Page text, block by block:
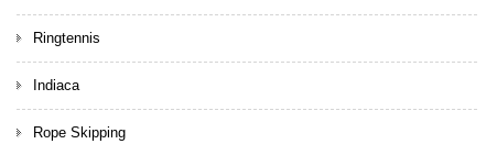
Ringtennis
Indiaca
Rope Skipping